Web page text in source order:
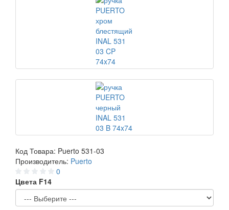
Код Товара: Puerto 531-03
Производитель: Puerto
0
Цвета F14